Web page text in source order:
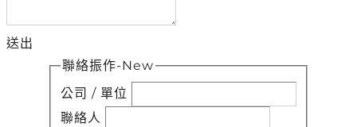
送出
聯絡振作-New
公司 / 單位
聯絡人